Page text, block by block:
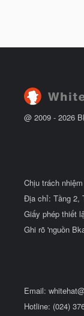
@ 2009 - 2026
Chịu trách
Địa chỉ: Tầng 2,
Giấy phép thiết
Ghi rõ 'nguồn
Email:
Hotline: (024)